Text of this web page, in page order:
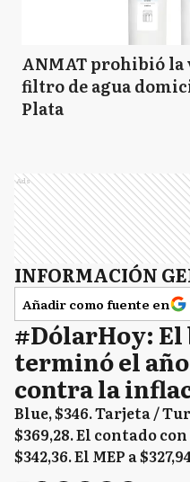
ANMAT prohibió la
filtro de agua
Plata
Ads
INFORMACIÓN
Añadir como fuente en
#DólarHoy: El
terminó el
contra la
Blue, $346. Tarjeta /
$369,28. El contado
$342,36. El MEP a